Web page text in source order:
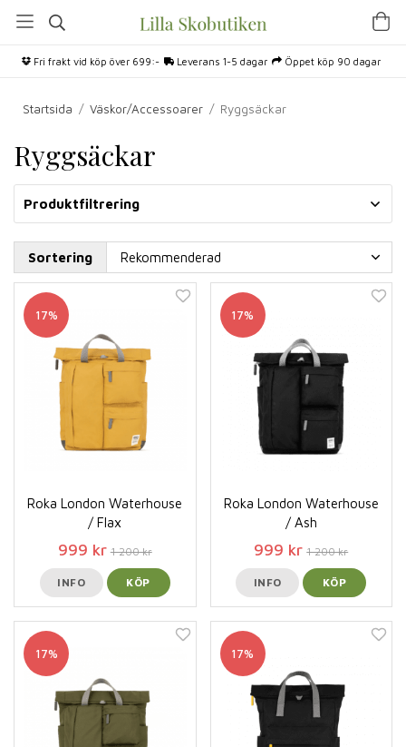
Fri frakt vid köp över 699:- Leverans 1-5 dagar Öppet köp 90 dagar
Startsida / Väskor/Accessoarer / Ryggsäckar
Ryggsäckar
Produktfiltrering
Sortering
17%
Roka London Waterhouse
/ Flax
999 kr 1 200 kr
INFO KÖP
17%
Roka London Waterhouse
/ Ash
999 kr 1 200 kr
INFO KÖP
17% 17%